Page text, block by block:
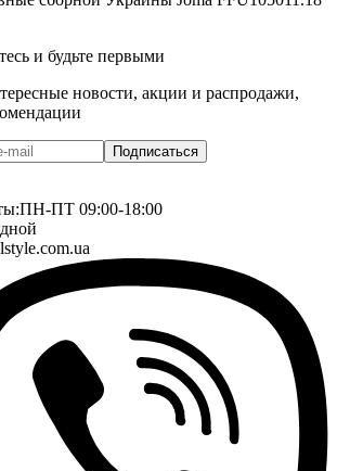
и будьте первыми
новости, акции и распродажи,
Подписаться
ПН-ПТ 09:00-18:00